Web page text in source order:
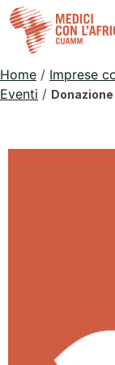
Skip
to
content
Home / Imprese
Eventi /